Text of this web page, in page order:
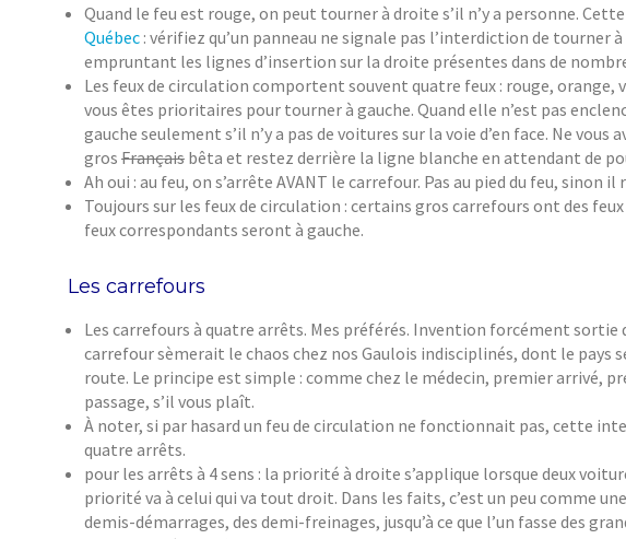
Quand le feu est rouge, on peut tourner à droite s’il n’y a personne.
Québec : vérifiez qu’un panneau ne signale pas l’interdiction de
empruntant les lignes d’insertion sur la droite présentes dans de
Les feux de circulation comportent souvent quatre feux : rouge,
vous êtes prioritaires pour tourner à gauche. Quand elle n’est pas
gauche seulement s’il n’y a pas de voitures sur la voie d’en face. Ne
gros Français bêta et restez derrière la ligne blanche en attendant de
Ah oui : au feu, on s’arrête AVANT le carrefour. Pas au pied du feu, sinon
Toujours sur les feux de circulation : certains gros carrefours ont des
feux correspondants seront à gauche.
Les carrefours
Les carrefours à quatre arrêts. Mes préférés. Invention forcément sortie
carrefour sèmerait le chaos chez nos Gaulois indisciplinés, dont le pays
route. Le principe est simple : comme chez le médecin, premier arrivé,
passage, s’il vous plaît.
À noter, si par hasard un feu de circulation ne fonctionnait pas, cette
quatre arrêts.
pour les arrêts à 4 sens : la priorité à droite s’applique lorsque deux
priorité va à celui qui va tout droit. Dans les faits, c’est un peu comme
demis-démarrages, des demi-freinages, jusqu’à ce que l’un fasse des